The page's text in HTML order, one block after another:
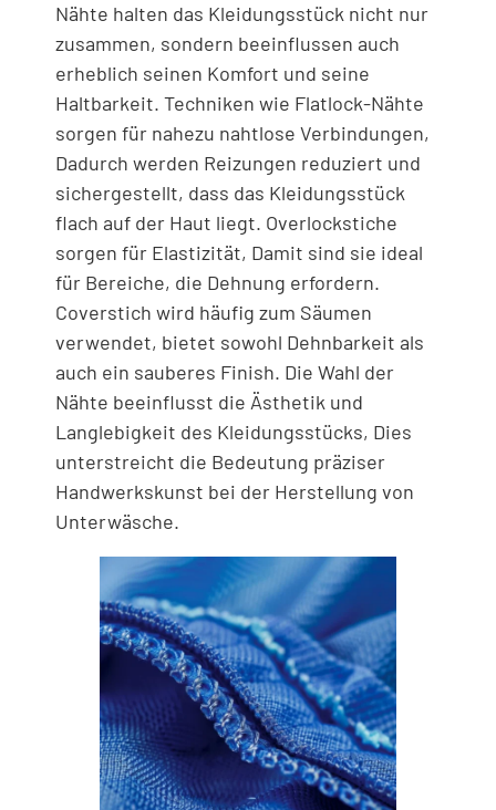
Nähte halten das Kleidungsstück nicht nur
zusammen, sondern beeinflussen auch
erheblich seinen Komfort und seine
Haltbarkeit. Techniken wie Flatlock-Nähte
sorgen für nahezu nahtlose Verbindungen,
Dadurch werden Reizungen reduziert und
sichergestellt, dass das Kleidungsstück
flach auf der Haut liegt. Overlockstiche
sorgen für Elastizität, Damit sind sie ideal
für Bereiche, die Dehnung erfordern.
Coverstich wird häufig zum Säumen
verwendet, bietet sowohl Dehnbarkeit als
auch ein sauberes Finish. Die Wahl der
Nähte beeinflusst die Ästhetik und
Langlebigkeit des Kleidungsstücks, Dies
unterstreicht die Bedeutung präziser
Handwerkskunst bei der Herstellung von
Unterwäsche.